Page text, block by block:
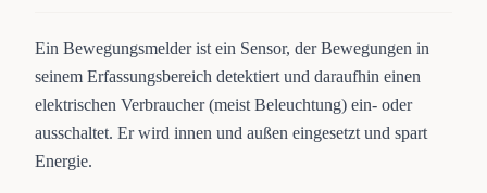
Ein Bewegungsmelder ist ein Sensor, der Bewegungen in
seinem Erfassungsbereich detektiert und daraufhin einen
elektrischen Verbraucher (meist Beleuchtung) ein- oder
ausschaltet. Er wird innen und außen eingesetzt und spart
Energie.